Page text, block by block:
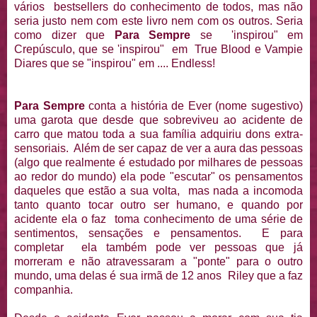
vários bestsellers do conhecimento de todos, mas não
seria justo nem com este livro nem com os outros. Seria
como dizer que
Para Sempre se 'inspirou" em
Crepúsculo, que se 'inspirou" em True Blood e Vampie
Diares que se "inspirou" em .... Endless!
Para Sempreconta a história de Ever (nome sugestivo)
uma garota que desde que sobreviveu ao acidente de
carro que matou toda a sua família adquiriu dons extra-
sensoriais. Além de ser capaz de ver a aura das pessoas
(algo que realmente é estudado por milhares de pessoas
ao redor do mundo) ela pode "escutar" os pensamentos
daqueles que estão a sua volta, mas nada a incomoda
tanto quanto tocar outro ser humano, e quando por
acidente ela o faz toma conhecimento de uma série de
sentimentos, sensações e pensamentos. E para
completar ela também pode ver pessoas que já
morreram e não atravessaram a "ponte" para o outro
mundo, uma delas é sua irmã de 12 anos Riley que a faz
companhia.